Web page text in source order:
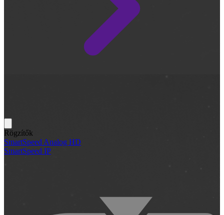
Rögzítők
SmartSpeed Analog HD
SmartSpeed IP